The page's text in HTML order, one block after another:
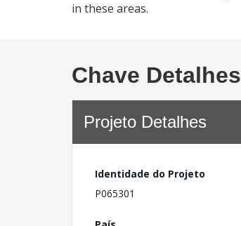
in these areas.
Chave Detalhes
Projeto Detalhes
Identidade do Projeto
P065301